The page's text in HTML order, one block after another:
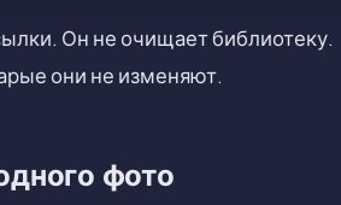
Он не очищает библиотеку.
они не изменяют.
фото